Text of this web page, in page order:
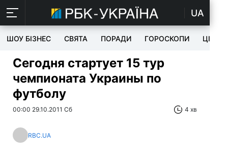
UA
ШОУ БІЗНЕС СВЯТА ПОРАДИ ГОРОСКОПИ ЦІКАВЕ
Сегодня стартует 15 тур
чемпионата Украины по
футболу
00:00 29.10.2011 Сб 4 хв
RBC.UA